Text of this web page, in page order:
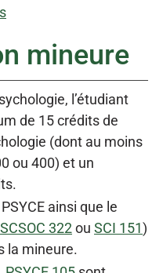
mineure
l’étudiant
de 15 crédits de
(dont au moins
ou 400) et un
ainsi que le
SCSOC 322ou SCI 151)
la mineure.